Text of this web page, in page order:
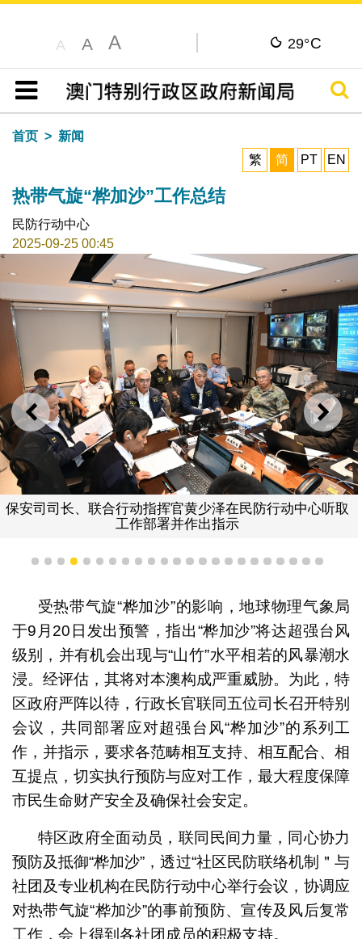
A A A 29°C
目录
搜寻
首页
新闻
繁
简 PT EN
热带气旋“桦加沙”工作总结
民防行动中心
2025-09-25 00:45
上一则 下一
保安司司长、联合行动指挥官黄少泽在民防行动中心听取
工作部署并作出指示
1 2 3 4 5 6 7 8 9 1011121314151617181920212223
受热带气旋“桦加沙”的影响，地球物理气象局
于9月20日发出预警，指出“桦加沙”将达超强台风
级别，并有机会出现与“山竹”水平相若的风暴潮水
浸。经评估，其将对本澳构成严重威胁。为此，特
区政府严阵以待，行政长官联同五位司长召开特别
会议，共同部署应对超强台风“桦加沙”的系列工
作，并指示，要求各范畴相互支持、相互配合、相
互提点，切实执行预防与应对工作，最大程度保障
市民生命财产安全及确保社会安定。
特区政府全面动员，联同民间力量，同心协力
预防及抵御“桦加沙”，透过“社区民防联络机制＂与
社团及专业机构在民防行动中心举行会议，协调应
对热带气旋“桦加沙”的事前预防、宣传及风后复常
工作，会上得到各社团成员的积极支持。